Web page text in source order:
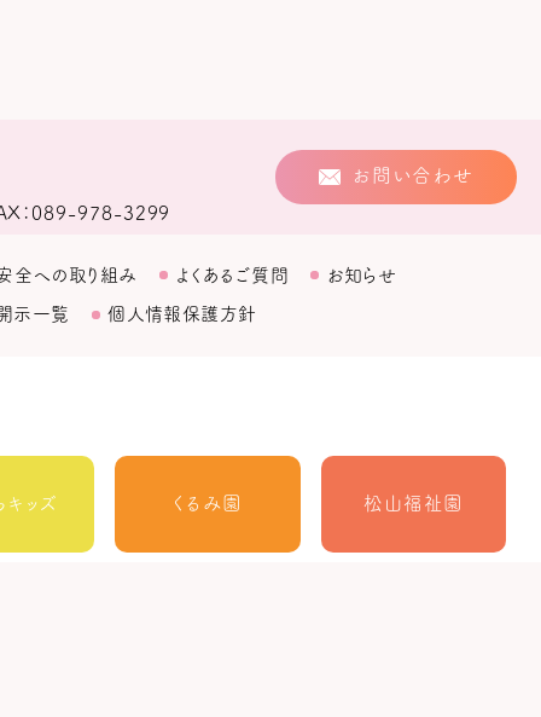
089-978-3299
お問い合わせ
全への取り組み よくあるご質問 お知らせ
示一覧 個人情報保護方針
キッズ くるみ園 松山福祉園